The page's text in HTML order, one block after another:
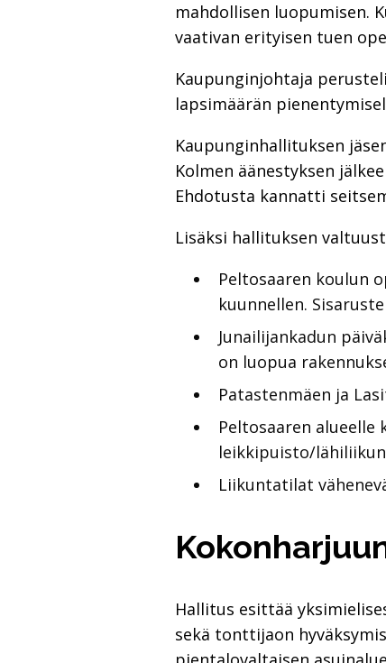
mahdollisen luopumisen.
vaativan erityisen tuen
Kaupunginjohtaja
lapsimäärän
Kaupunginhallituksen
Kolmen äänestyksen
Ehdotusta kannatti
Lisäksi hallituksen
Peltosaaren koulun
kuunnellen.
Junailijankadun
on luopua
Patastenmäen ja
Peltosaaren
leikkipuisto/
Liikuntatilat
Hallitus esittää
sekä tonttijaon